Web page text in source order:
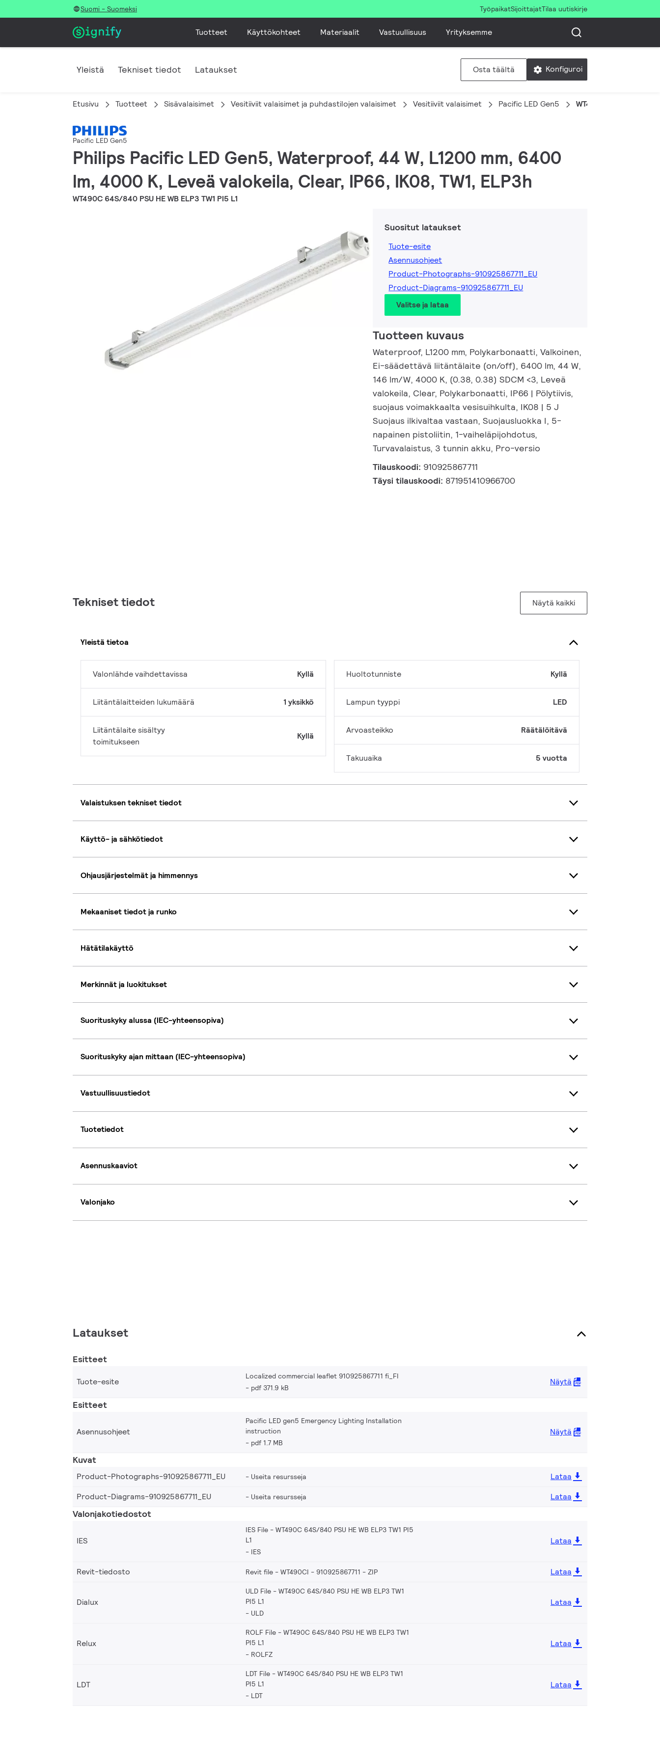
Suomi - Suomeksi TyöpaikatSijoittajatTilaa uutiskirje
Tuotteet Käyttökohteet Materiaalit Vastuullisuus Yrityksemme
Yleistä Tekniset tiedot Lataukset Osta täältä Konfiguroi
Etusivu Tuotteet Sisävalaisimet Vesitiiviit valaisimet ja puhdastilojen valaisimet Vesitiiviit valaisimet Pacific LED Gen5 WT490C 64S/840 PSU
Pacific LED Gen5
Philips Pacific LED Gen5, Waterproof, 44 W, L1200 mm, 6400
lm, 4000 K, Leveä valokeila, Clear, IP66, IK08, TW1, ELP3h
WT490C 64S/840 PSU HE WB ELP3 TW1 PI5 L1
Suositut lataukset
Tuote-esite
Asennusohjeet
Product-Photographs-910925867711_EU
Product-Diagrams-910925867711_EU
Valitse ja lataa
Tuotteen kuvaus
Waterproof, L1200 mm, Polykarbonaatti, Valkoinen,
Ei-säädettävä liitäntälaite (on/off), 6400 lm, 44 W,
146 lm/W, 4000 K, (0.38, 0.38) SDCM <3, Leveä
valokeila, Clear, Polykarbonaatti, IP66 | Pölytiivis,
suojaus voimakkaalta vesisuihkulta, IK08 | 5 J
Suojaus ilkivaltaa vastaan, Suojausluokka I, 5-
napainen pistoliitin, 1-vaiheläpijohdotus,
Turvavalaistus, 3 tunnin akku, Pro-versio
Tilauskoodi: 910925867711
Täysi tilauskoodi: 871951410966700
Tekniset tiedot Näytä kaikki
Yleistä tietoa
Valonlähde vaihdettavissa Kyllä
Liitäntälaitteiden lukumäärä 1 yksikkö
Liitäntälaite sisältyy
toimitukseen
Kyllä
Huoltotunniste Kyllä
Lampun tyyppi LED
Arvoasteikko Räätälöitävä
Takuuaika 5 vuotta
Valaistuksen tekniset tiedot
Käyttö- ja sähkötiedot
Ohjausjärjestelmät ja himmennys
Mekaaniset tiedot ja runko
Hätätilakäyttö
Merkinnät ja luokitukset
Suorituskyky alussa (IEC-yhteensopiva)
Suorituskyky ajan mittaan (IEC-yhteensopiva)
Vastuullisuustiedot
Tuotetiedot
Asennuskaaviot
Valonjako
Lataukset
Esitteet
Tuote-esite
Localized commercial leaflet 910925867711 fi_FI
pdf 371.9 kB
Näytä
Esitteet
Asennusohjeet
Pacific LED gen5 Emergency Lighting Installation
instruction
pdf 1.7 MB
Näytä
Kuvat
Product-Photographs-910925867711_EU Useita resursseja
Lataa
Product-Diagrams-910925867711_EU
Useita resursseja Lataa
Valonjakotiedostot
IES
IES File - WT490C 64S/840 PSU HE WB ELP3 TW1 PI5
L1
IES
Lataa
Revit-tiedosto Revit file - WT490CI - 910925867711 ZIP Lataa
Dialux
ULD File - WT490C 64S/840 PSU HE WB ELP3 TW1
PI5 L1
ULD
Lataa
Relux
ROLF File - WT490C 64S/840 PSU HE WB ELP3 TW1
PI5 L1
ROLFZ
Lataa
LDT
LDT File - WT490C 64S/840 PSU HE WB ELP3 TW1
PI5 L1
LDT
Lataa